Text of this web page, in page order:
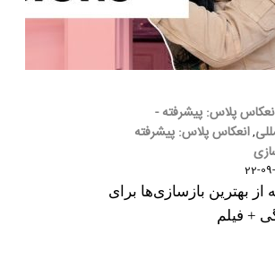
پلاس: پیشرفته -
,انعکاس پلاس: پیشرفته
بهترین بازسازی‌ها برای
+ فیلم